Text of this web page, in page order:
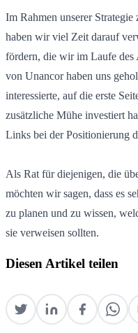
Im Rahmen unserer
haben wir viel Zeit darauf
fördern, die wir im Laufe des
von Unancor haben uns
interessierte, auf die erste
zusätzliche Mühe investiert
Links bei der Positionierung
Als Rat für diejenigen, die
möchten wir sagen, dass es
zu planen und zu wissen,
sie verweisen sollten.
Diesen Artikel teilen